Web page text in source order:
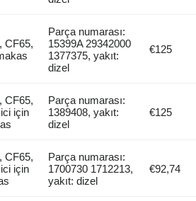
CF65,
Parça numarası:
15399A 29342000
1377375, yakıt:
dizel
€125
CF65,
için
Parça numarası:
1389408, yakıt:
dizel
€125
CF65,
için
Parça numarası:
1700730 1712213,
yakıt: dizel
€92,74